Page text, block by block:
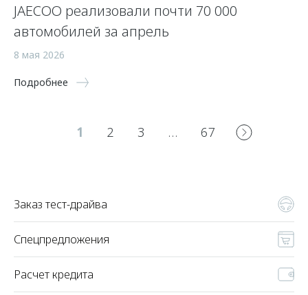
JAECOO реализовали почти 70 000
автомобилей за апрель
8 мая 2026
Подробнее
1 2 3 … 67
Заказ тест-драйва
Спецпредложения
Расчет кредита